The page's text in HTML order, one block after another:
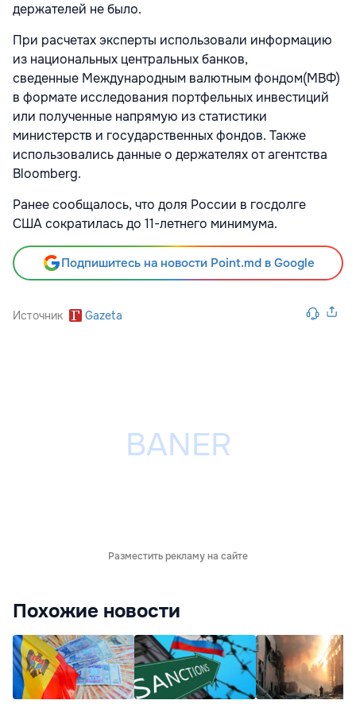
держателей не было.
При расчетах эксперты использовали информацию
из национальных центральных банков,
сведенные Международным валютным фондом(МВФ)
в формате исследования портфельных инвестиций
или полученные напрямую из статистики
министерств и государственных фондов. Также
использовались данные о держателях от агентства
Bloomberg.
Ранее сообщалось, что доля России в госдолге
СШАсократилась до 11-летнего минимума.
Подпишитесь на новости Point.md в Google
Источник Gazeta
Разместить рекламу на сайте
Похожие новости